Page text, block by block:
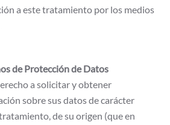
a este tratamiento por los medios
de Protección de Datos
a solicitar y obtener
sobre sus datos de carácter
de su origen (que en